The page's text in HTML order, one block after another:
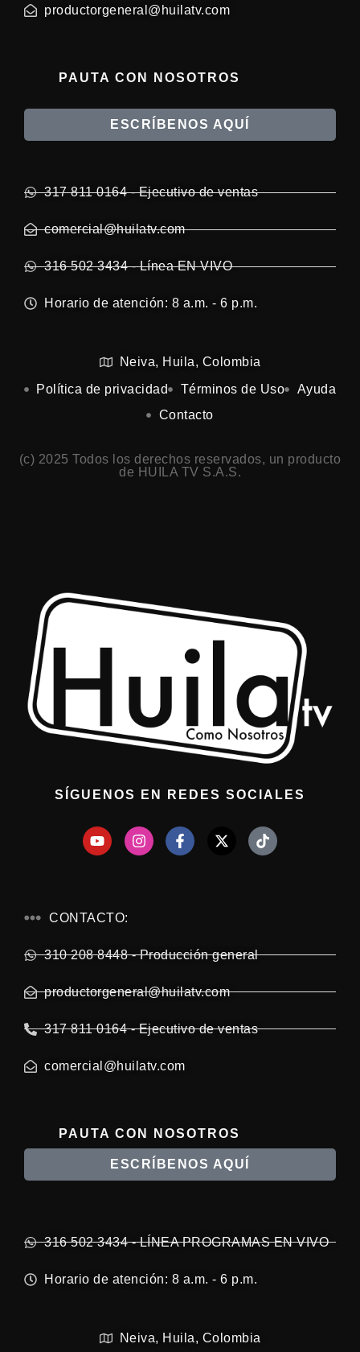
productorgeneral@huilatv.com
PAUTA CON NOSOTROS
ESCRÍBENOS AQUÍ
317 811 0164 - Ejecutivo de ventas
comercial@huilatv.com
316 502 3434 - Línea EN VIVO
Horario de atención: 8 a.m. - 6 p.m.
Neiva, Huila, Colombia
Política de privacidad
Términos de Uso
Ayuda
Contacto
(c) 2025 Todos los derechos reservados, un producto
de HUILA TV S.A.S.
SÍGUENOS EN REDES SOCIALES
CONTACTO:
310 208 8448 - Producción general
productorgeneral@huilatv.com
317 811 0164 - Ejecutivo de ventas
comercial@huilatv.com
PAUTA CON NOSOTROS
ESCRÍBENOS AQUÍ
316 502 3434 - LÍNEA PROGRAMAS EN VIVO
Horario de atención: 8 a.m. - 6 p.m.
Neiva, Huila, Colombia